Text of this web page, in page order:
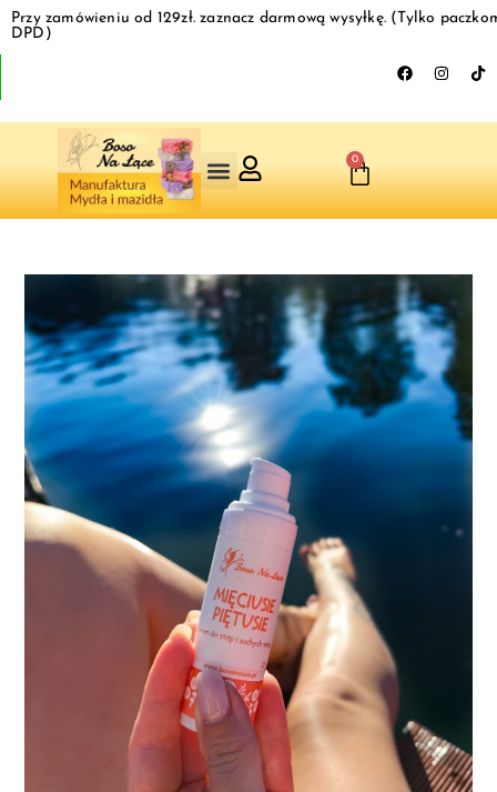
Przy zamówieniu od 129zł. zaznacz darmową wysyłkę. (Tylko
DPD)
0